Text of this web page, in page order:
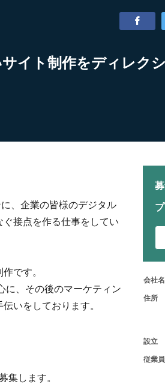
イト制作をディレク
、企業の皆様のデジタル
接点を作る仕事をしてい
です。
に、その後のマーケティン
いをしております。
集します。
会社名
住所
設立
従業